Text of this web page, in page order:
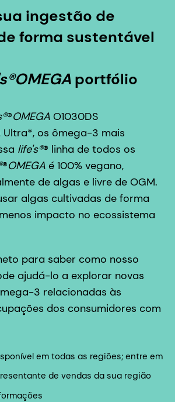
ingestão de
forma sustentável
portfólio
®OMEGA O1030DS
Ultra*, os ômega-3 mais
life's®® linha de todos os
®OMEGA é 100% vegano,
de algas e livre de OGM.
algas cultivadas de forma
impacto no ecossistema
para saber como nosso
ajudá-lo a explorar novas
3 relacionadas às
dos consumidores com
em todas as regiões; entre em
de vendas da sua região